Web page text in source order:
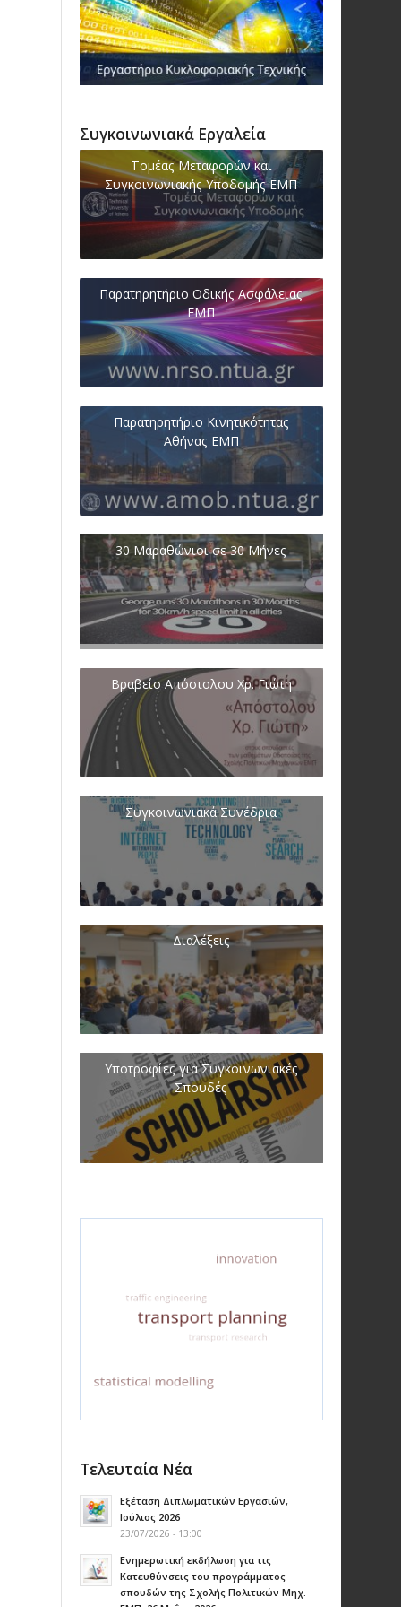
Συγκοινωνιακά Εργαλεία
Τομέας Μεταφορών και
Συγκοινωνιακής Υποδομής ΕΜΠ
Παρατηρητήριο Οδικής Ασφάλειας
ΕΜΠ
Παρατηρητήριο Κινητικότητας
Αθήνας ΕΜΠ
30 Μαραθώνιοι σε 30 Μήνες
Βραβείο Απόστολου Χρ. Γιώτη
Συγκοινωνιακά Συνέδρια
Διαλέξεις
Υποτροφίες για Συγκοινωνιακές
Σπουδές
Τελευταία Νέα
Εξέταση Διπλωματικών Εργασιών,
Ιούλιος 2026
23/07/2026 - 13:00
Ενημερωτική εκδήλωση για τις
Κατευθύνσεις του προγράμματος
σπουδών της Σχολής Πολιτικών Μηχ.